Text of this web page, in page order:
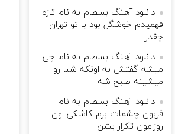
دانلود آهنگ بسطام به نام تازه
فهمیدم خوشگل بود با تو تهران
چقدر
دانلود آهنگ بسطام به نام چی
میشه گفتش به اونکه شبا رو
میشینه صبح شه
دانلود آهنگ بسطام به نام
قربون چشمات برم کاشکی اون
روزامون تکرار بشن